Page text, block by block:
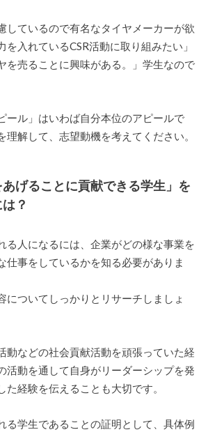
しているので有名なタイヤメーカーが欲
を入れているCSR活動に取り組みたい」
を売ることに興味がある。」学生なので
ール」はいわば自分本位のアピールで
理解して、志望動機を考えてください。
あげることに貢献できる学生」を
？
る人になるには、企業がどの様な事業を
仕事をしているかを知る必要がありま
についてしっかりとリサーチしましょ
動などの社会貢献活動を頑張っていた経
活動を通して自身がリーダーシップを発
た経験を伝えることも大切です。
る学生であることの証明として、具体例